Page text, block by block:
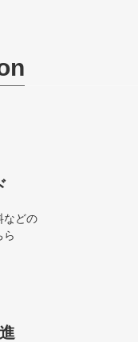
などの
ら